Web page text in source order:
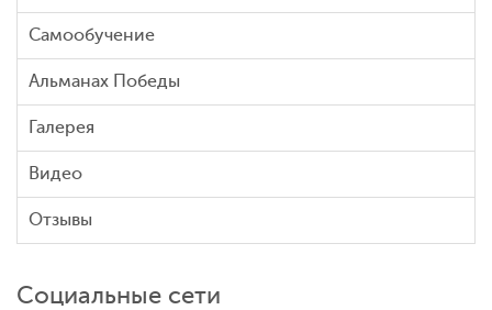
Самообучение
Альманах Победы
Галерея
Видео
Отзывы
Социальные сети